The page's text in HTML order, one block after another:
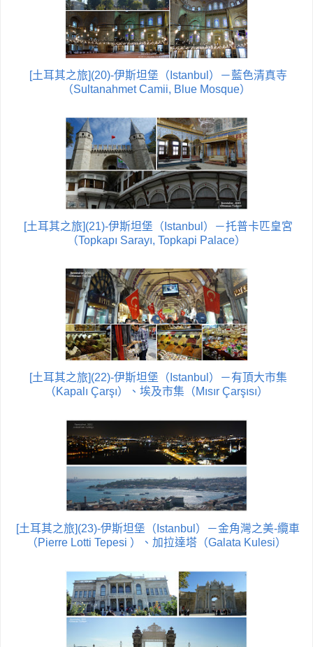
[土耳其之旅](20)-伊斯坦堡（Istanbul）－藍色清真寺
（Sultanahmet Camii, Blue Mosque）
[土耳其之旅](21)-伊斯坦堡（Istanbul）－托普卡匹皇宮
（Topkapı Sarayı, Topkapi Palace）
[土耳其之旅](22)-伊斯坦堡（Istanbul）－有頂大市集
（Kapalı Çarşı）、埃及市集（Mısır Çarşısı）
[土耳其之旅](23)-伊斯坦堡（Istanbul）－金角灣之美-纜車
（Pierre Lotti Tepesi ）、加拉達塔（Galata Kulesi）